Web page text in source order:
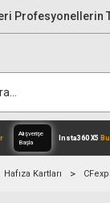
Profesyonellerin
Hafıza Kartları